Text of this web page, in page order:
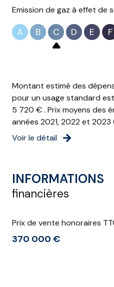
Emission de gaz à effet de
A B C D E F
Montant estimé des
pour un usage standard
5 720 € . Prix moyens des
années 2021, 2022 et
Voir le détail
INFORMATIONS
financières
Prix de vente honoraires
370 000 €